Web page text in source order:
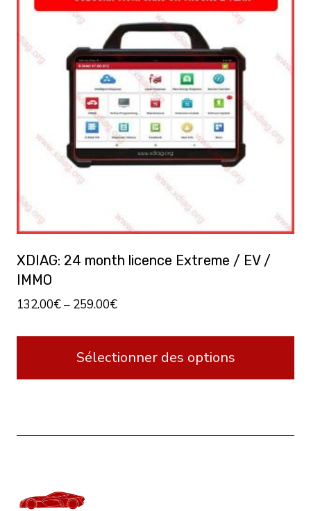
XDIAG: 24 month licence Extreme / EV /
IMMO
132.00€– 259.00€
Sélectionner des options
a
Les